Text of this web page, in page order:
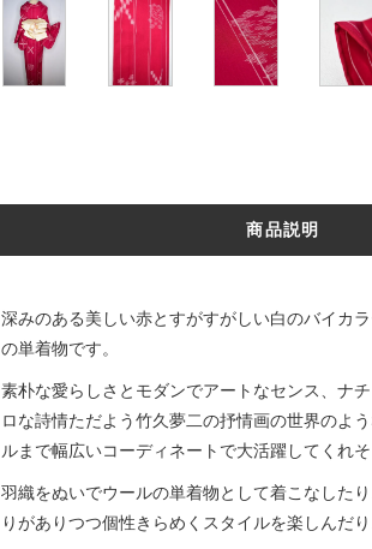
商品説明
深みのある美しい赤とすがすがしい白のバイカ
の単着物です。
素朴な愛らしさとモダンでアートなセンス、ナ
ロな詩情ただよう竹久夢二の抒情画の世界のよ
ルまで幅広いコーディネートで大活躍してくれそ
羽織をぬいでウールの単着物として着こなした
りがありつつ個性きらめくスタイルを楽しんだ